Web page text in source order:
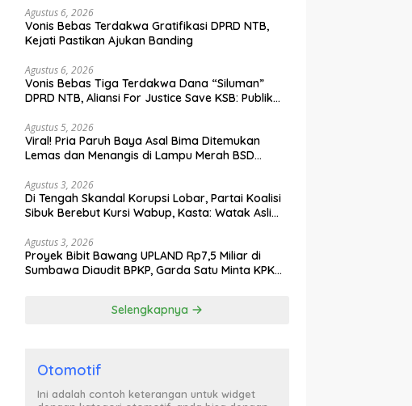
Agustus 6, 2026
Vonis Bebas Terdakwa Gratifikasi DPRD NTB,
Kejati Pastikan Ajukan Banding
Agustus 6, 2026
Vonis Bebas Tiga Terdakwa Dana “Siluman”
DPRD NTB, Aliansi For Justice Save KSB: Publik
Agustus 5, 2026
Viral! Pria Paruh Baya Asal Bima Ditemukan
Lemas dan Menangis di Lampu Merah BSD
Agustus 3, 2026
Di Tengah Skandal Korupsi Lobar, Partai Koalisi
Sibuk Berebut Kursi Wabup, Kasta: Watak Asli
Agustus 3, 2026
Proyek Bibit Bawang UPLAND Rp7,5 Miliar di
Sumbawa Diaudit BPKP, Garda Satu Minta KPK
Selengkapnya
Otomotif
Ini adalah contoh keterangan untuk widget